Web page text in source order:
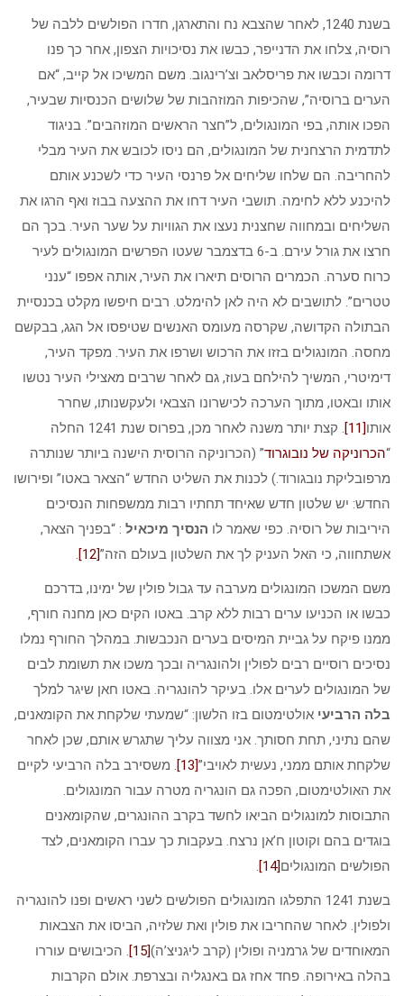
בשנת 1240, לאחר שהצבא נח והתארגן, חדרו הפולשים ללבה של
רוסיה, צלחו את הדנייפר, כבשו את נסיכויות הצפון, אחר כך פנו
דרומה וכבשו את פריסלאב וצ’רינגוב. משם המשיכו אל קייב, “אם
הערים ברוסיה”, שהכיפות המוזהבות של שלושים הכנסיות שבעיר,
הפכו אותה, בפי המונגולים, ל”חצר הראשים המוזהבים”. בניגוד
לתדמית הרצחנית של המונגולים, הם ניסו לכובש את העיר מבלי
להחריבה. הם שלחו שליחים אל פרנסי העיר כדי לשכנע אותם
להיכנע ללא לחימה. תושבי העיר דחו את ההצעה בבוז ואף הרגו את
השליחים ובמחווה שחצנית נעצו את הגוויות על שער העיר. בכך הם
חרצו את גורל עירם. ב-6 בדצמבר שעטו הפרשים המונגולים לעיר
כרוח סערה. הכמרים הרוסים תיארו את העיר, אותה אפפו “ענני
טטרים”. לתושבים לא היה לאן להימלט. רבים חיפשו מקלט בכנסיית
הבתולה הקדושה, שקרסה מעומס האנשים שטיפסו אל הגג, בבקשם
מחסה. המונגולים בזזו את הרכוש ושרפו את העיר. מפקד העיר,
דימיטרי, המשיך להילחם בעוז, גם לאחר שרבים מאצילי העיר נטשו
אותו ובאטו, מתוך הערכה לכישרונו הצבאי ולעקשנותו, שחרר
אותו[11]
. קצת יותר משנה לאחר מכן, בפרוס שנת 1241 החלה
“הכרוניקה של נובוגרוד” (הכרוניקה הרוסית הישנה ביותר שנותרה
מרפובליקת נובגורוד.) לכנות את השליט החדש “הצאר באטו” ופירושו
החדש: יש שלטון חדש שאיחד תחתיו רבות ממשפחות הנסיכים
היריבות של רוסיה. כפי שאמר לו הנסיך מיכאיל : “בפניך הצאר,
אשתחווה, כי האל העניק לך את השלטון בעולם הזה”[12]
.
משם המשכו המונגולים מערבה עד גבול פולין של ימינו, בדרכם
כבשו או הכניעו ערים רבות ללא קרב. באטו הקים כאן מחנה חורף,
ממנו פיקח על גביית המיסים בערים הנכבשות. במהלך החורף נמלו
נסיכים רוסיים רבים לפולין ולהונגריה ובכך משכו את תשומת לבים
של המונגולים לערים אלו. בעיקר להונגריה. באטו חאן שיגר למלך
בלה הרביעי אולטימטום בזו הלשון: “שמעתי שלקחת את הקומאנים,
שהם נתיני, תחת חסותך. אני מצווה עליך שתגרש אותם, שכן לאחר
שלקחת אותם ממני, נעשית לאויבי”[13]
. משסירב בלה הרביעי לקיים
את האולטימטום, הפכה גם הונגריה מטרה עבור המונגולים.
התבוסות למונגולים הביאו לחשד בקרב ההונגרים, שהקומאנים
בוגדים בהם וקוטון ח’אן נרצח. בעקבות כך עברו הקומאנים, לצד
הפולשים המונגולים[14]
.
בשנת 1241 התפלגו המונגולים הפולשים לשני ראשים ופנו להונגריה
ולפולין. לאחר שהחריבו את פולין ואת שלזיה, הביסו את הצבאות
המאוחדים של גרמניה ופולין (קרב ליגניצ’ה)[15]
. הכיבושים עוררו
בהלה באירופה. פחד אחז גם באנגליה ובצרפת. אולם הקרבות